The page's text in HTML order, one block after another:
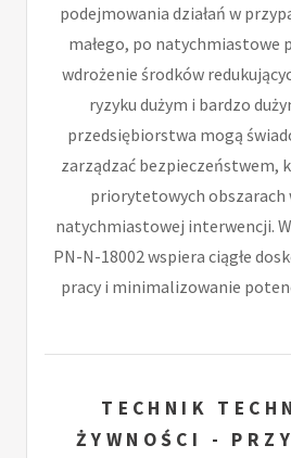
podejmowania działań w
małego, po natychmiastowe
wdrożenie środków
ryzyku dużym i bardzo
przedsiębiorstwa mogą
zarządzać bezpieczeństwem,
priorytetowych obszarach
natychmiastowej interwencji.
PN-N-18002 wspiera ciągłe
pracy i minimalizowanie
TECHNIK
ŻYWNOŚCI -